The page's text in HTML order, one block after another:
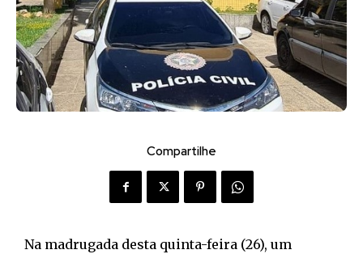
Compartilhe
Na madrugada desta quinta-feira (26), um